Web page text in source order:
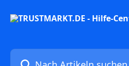
Nach Artikeln suchen …